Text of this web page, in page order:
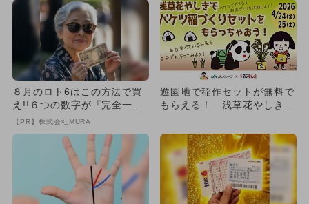
８月のロト6はこの方法で買
え!!６つの数字が『完全一
致』する方法
【PR】株式会社MURA
遊園地で稲作セットが無料で
もらえる！ 浅草花やしきで
ン...